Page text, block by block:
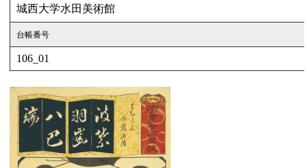
城西大学水田美術館
台帳番号
106_01